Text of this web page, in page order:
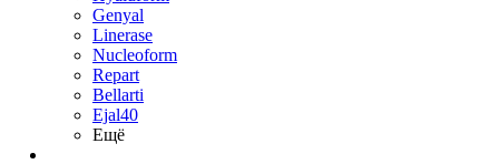
Genyal
Linerase
Nucleoform
Repart
Bellarti
Ejal40
Ещё